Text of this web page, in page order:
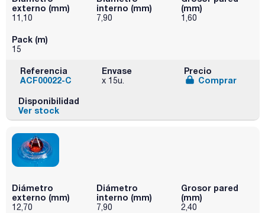
externo (mm)
11,10
interno (mm)
7,90
(mm)
1,60
Pack (m)
15
Referencia
ACF00022-C
Envase
x 15u.
Precio
Comprar
Disponibilidad
Ver stock
Diámetro
externo (mm)
12,70
Diámetro
interno (mm)
7,90
Grosor pared
(mm)
2,40